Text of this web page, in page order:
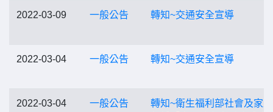
2022-03-09 一般公告 轉知~交通安全宣導
2022-03-04 一般公告 轉知~交通安全宣導
2022-03-04 一般公告
轉知~衛生福利部社會及家